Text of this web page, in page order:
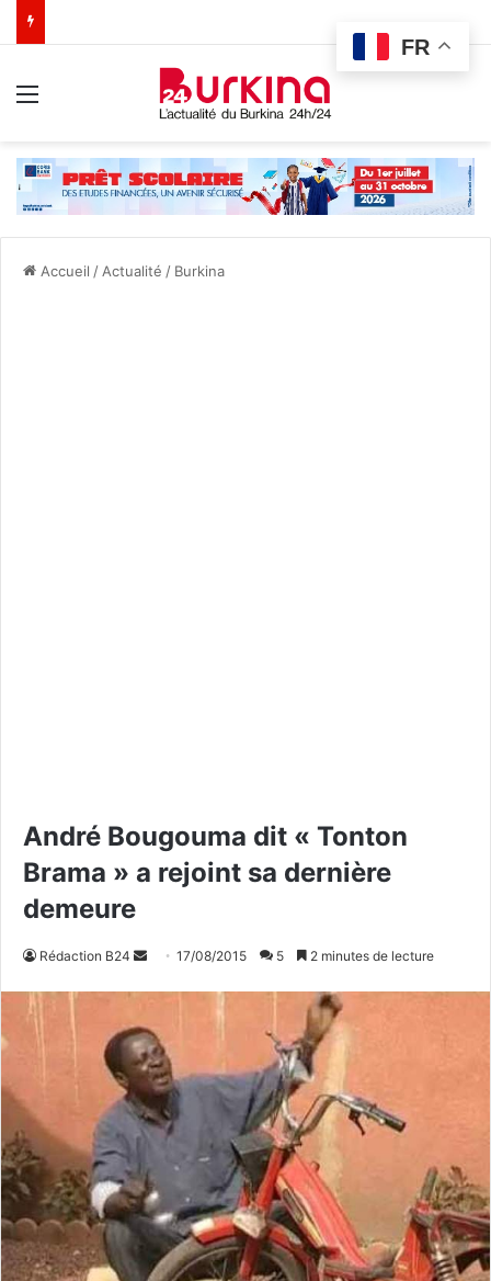
Accueil / Actualité / Burkina
André Bougouma dit « Tonton
Brama » a rejoint sa dernière
demeure
Rédaction B24
o
y
e
r
u
n
c
o
r
17/08/2015 5 2 minutes de lecture
FR